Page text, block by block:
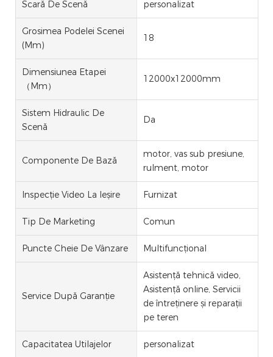
Scară De Scenă personalizat
Grosimea Podelei Scenei
(mm)
18
Dimensiunea Etapei
（mm）
12000x12000mm
Sistem Hidraulic De
Scenă
Da
Componente De Bază
motor, vas sub presiune,
rulment, motor
Inspecție Video La Ieșire Furnizat
Tip De Marketing Comun
Puncte Cheie De Vânzare Multifuncțional
Service După Garanție
Asistență tehnică video,
Asistență online, Servicii
de întreținere și reparații
pe teren
Capacitatea Utilajelor personalizat